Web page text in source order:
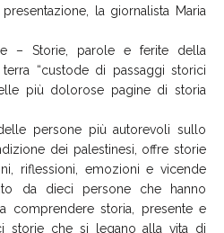
la giornalista Maria
– Storie, parole e ferite della
terra “custode di passaggi storici
più dolorose pagine di storia
persone più autorevoli sullo
dei palestinesi, offre storie
riflessioni, emozioni e vicende
da dieci persone che hanno
comprendere storia, presente e
storie che si legano alla vita di